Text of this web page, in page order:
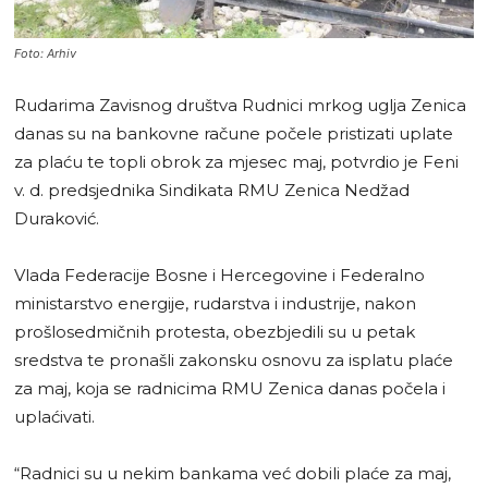
Foto: Arhiv
Rudarima Zavisnog društva Rudnici mrkog uglja Zenica
danas su na bankovne račune počele pristizati uplate
za plaću te topli obrok za mjesec maj, potvrdio je Feni
v. d. predsjednika Sindikata RMU Zenica Nedžad
Duraković.
Vlada Federacije Bosne i Hercegovine i Federalno
ministarstvo energije, rudarstva i industrije, nakon
prošlosedmičnih protesta, obezbjedili su u petak
sredstva te pronašli zakonsku osnovu za isplatu plaće
za maj, koja se radnicima RMU Zenica danas počela i
uplaćivati.
“Radnici su u nekim bankama već dobili plaće za maj,